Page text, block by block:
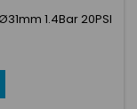
1.4Bar 20PSI